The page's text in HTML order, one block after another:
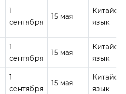
1
сентября
15 мая
язык
1
сентября
15 мая
язык
1
сентября
15 мая
язык